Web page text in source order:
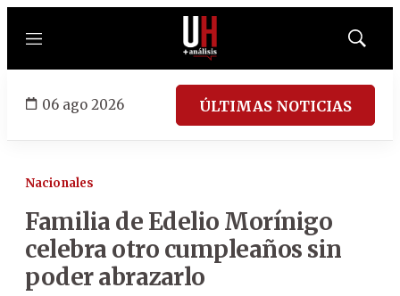
Menú
Mostrar
06 ago 2026 ÚLTIMAS NOTICIAS
Nacionales
Familia de Edelio Morínigo
celebra otro cumpleaños sin
poder abrazarlo